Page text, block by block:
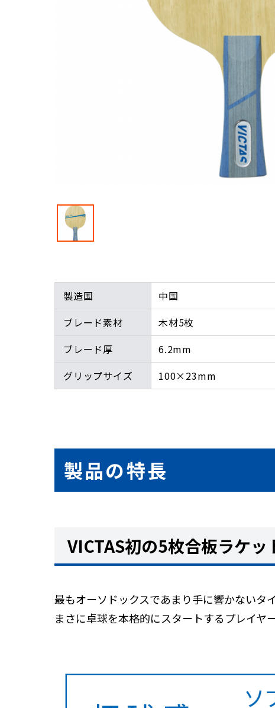
製造国 中国
ブレード素材
木材5枚
ブレード厚
6.2mm
グリップサイズ
100×23mm
製品の特長
VICTAS初の5枚合板ラケッ
最もオーソドックスであまり手に響かないタ
まさに卓球を本格的にスタートするプレイヤ